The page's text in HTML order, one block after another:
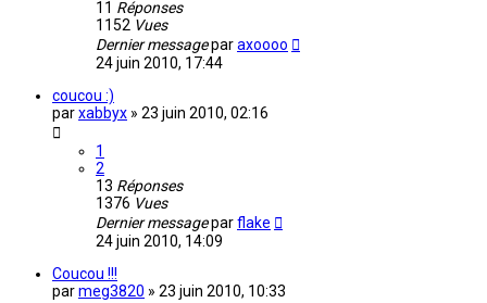
11 Réponses
1152 Vues
Dernier messageparaxoooo
24 juin 2010, 17:44
coucou :)
parxabbyx » 23 juin 2010, 02:16
1
2
13 Réponses
1376 Vues
Dernier messageparflake
24 juin 2010, 14:09
Coucou !!!
parmeg3820 » 23 juin 2010, 10:33